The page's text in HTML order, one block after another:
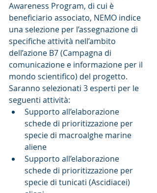
Awareness Program, di cui è
beneficiario associato, NEMO indice
una selezione per l’assegnazione di
specifiche attività nell’ambito
dell’azione B7 (Campagna di
comunicazione e informazione per il
mondo scientifico) del progetto.
Saranno selezionati 3 esperti per le
seguenti attività:
Supporto all’elaborazione
schede di prioritizzazione per
specie di macroalghe marine
aliene
Supporto all’elaborazione
schede di prioritizzazione per
specie di tunicati (Ascidiacei)